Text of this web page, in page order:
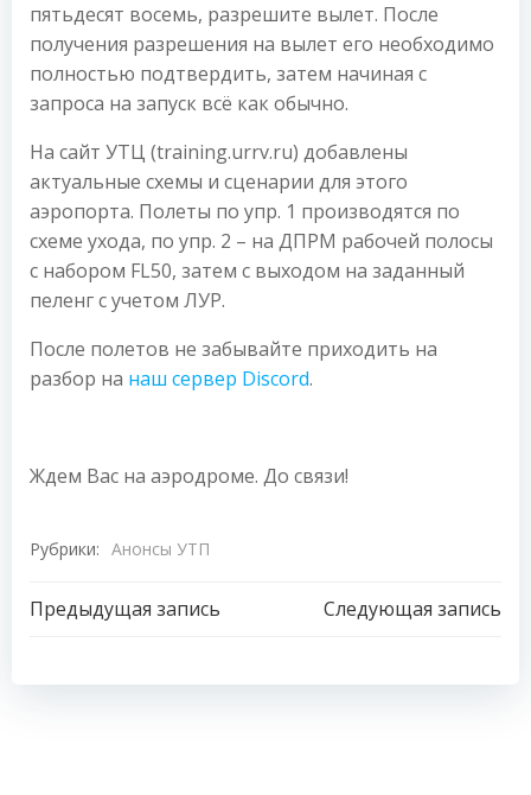
пятьдесят восемь, разрешите вылет. После
получения разрешения на вылет его необходимо
полностью подтвердить, затем начиная с
запроса на запуск всё как обычно.
На сайт УТЦ (training.urrv.ru) добавлены
актуальные схемы и сценарии для этого
аэропорта. Полеты по упр. 1 производятся по
схеме ухода, по упр. 2 – на ДПРМ рабочей полосы
с набором FL50, затем с выходом на заданный
пеленг с учетом ЛУР.
После полетов не забывайте приходить на
разбор на наш сервер Discord.
Ждем Вас на аэродроме. До связи!
Рубрики: Анонсы УТП
Навигация
записям
Предыдущая запись
Навигация
записям
Следующая запись